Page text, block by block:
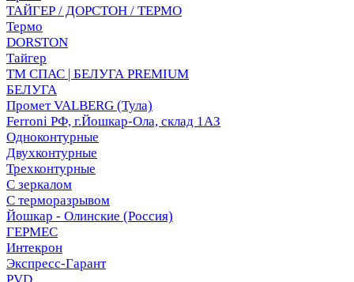
ТАЙГЕР / ДОРСТОН / ТЕРМО
Термо
DORSTON
Тайгер
ТМ СПАС | БЕЛУГА PREMIUM
БЕЛУГА
Промет VALBERG (Тула)
Ferroni РФ, г.Йошкар-Ола, склад 1АЗ
Одноконтурные
Двухконтурные
Трехконтурные
С зеркалом
С терморазрывом
Йошкар - Олинские (Россия)
ГЕРМЕС
Интекрон
Экспресс-Гарант